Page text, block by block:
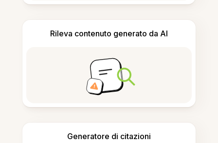
Rileva contenuto generato da AI
Generatore di citazioni